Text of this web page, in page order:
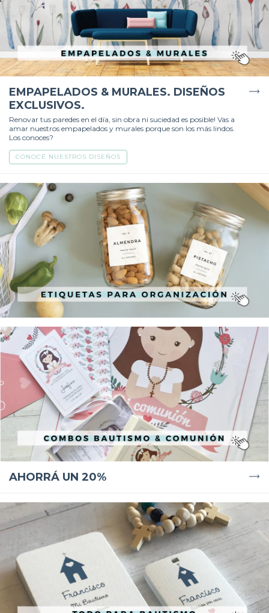
EMPAPELADOS & MURALES. DISEÑOS
EXCLUSIVOS.
Renovar tus paredes en el día, sin obra ni suciedad es posible! Vas a
amar nuestros empapelados y murales porque son los más lindos.
Los conoces?
CONOCÉ NUESTROS DISEÑOS
AHORRÁ UN 20%